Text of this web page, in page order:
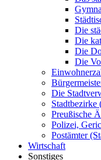
Die
Die
Die
Die
Die
Stadtbezirke
Preußische
Polizei,
Postämter
Wirtschaft
Sonstiges